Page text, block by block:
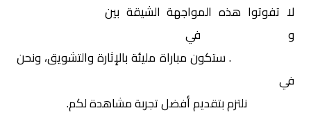
لا تفوتوا هذه المواجهة الشيقة بين
واستراليا تحت 23 في
. ستكون مباراة مليئة بالإثارة والتشويق، ونحن
في
نلتزم بتقديم أفضل تجربة مشاهدة لكم.